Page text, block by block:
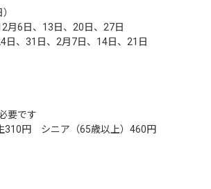
月6日、13日、20日、27日
日、31日、2月7日、14日、21日
要です
円 シニア（65歳以上）460円